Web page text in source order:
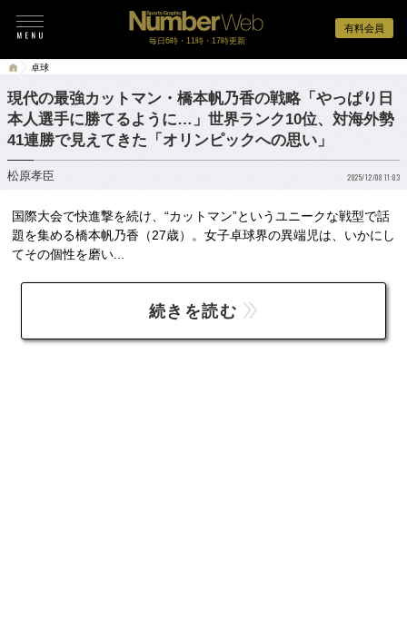
有料会員
毎日6時・11時・17時更新
卓球
現代の最強カットマン・橋本帆乃香の戦略「やっぱり日
本人選手に勝てるように…」世界ランク10位、対海外勢
41連勝で見えてきた「オリンピックへの思い」
松原孝臣 2025/12/08 11:03
国際大会で快進撃を続け、“カットマン”というユニークな戦型で話
題を集める橋本帆乃香（27歳）。女子卓球界の異端児は、いかにし
てその個性を磨い...
続きを読む